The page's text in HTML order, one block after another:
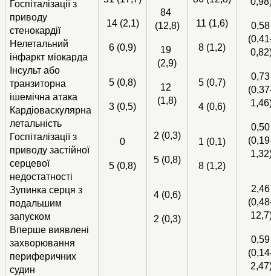
Госпіталізації з
приводу
стенокардії
Нелетальний
інфаркт міокарда
Інсульт або
транзиторна
ішемічна атака
Кардіоваскулярна
летальність
Госпіталізації з
приводу застійної
серцевої
недостатності
Зупинка серця з
подальшим
запуском
Вперше виявлені
захворювання
периферичних
судин
14 (2,1)
6 (0,9)
5 (0,8)
3 (0,5)
0
5 (0,8)
84
(12,8)
19
(2,9)
12
(1,8)
2 (0,3)
5 (0,8)
4 (0,6)
2 (0,3)
11 (1,6)
8 (1,2)
5 (0,7)
4 (0,6)
1 (0,1)
8 (1,2)
0,58
0,73
0,50
2,46
0,59